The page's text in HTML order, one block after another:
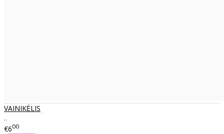
VAINIKĖLIS
..
€600